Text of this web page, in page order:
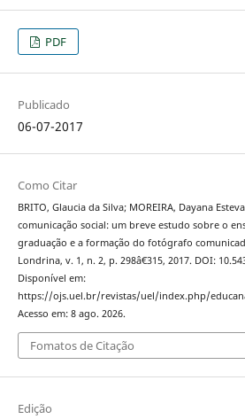
PDF
Publicado
06-07-2017
Como Citar
BRITO, Glaucia da Silva; MOREIRA, Dayana
comunicação social: um breve estudo sobre o
graduação e a formação do fotógrafo
Londrina, v. 1, n. 2, p. 298â€315, 2017. DOI:
Disponível em:
https://ojs.uel.br/revistas/uel/index.php/
Acesso em: 8 ago. 2026.
Fomatos de Citação
Edição